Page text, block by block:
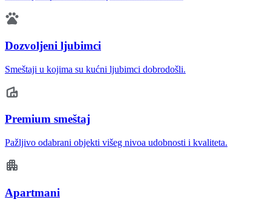
Dozvoljeni ljubimci
Smeštaji u kojima su kućni ljubimci dobrodošli.
Premium smeštaj
Pažljivo odabrani objekti višeg nivoa udobnosti i kvaliteta.
Apartmani